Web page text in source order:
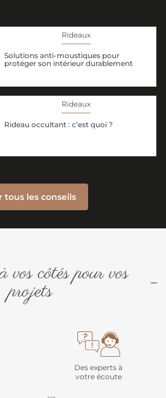
Rideaux
Solutions anti-moustiques pour
protéger son intérieur durablement
Rideaux
Rideau occultant : c’est quoi ?
tous les conseils
côtés pour vos
projets
Des experts à
votre écoute